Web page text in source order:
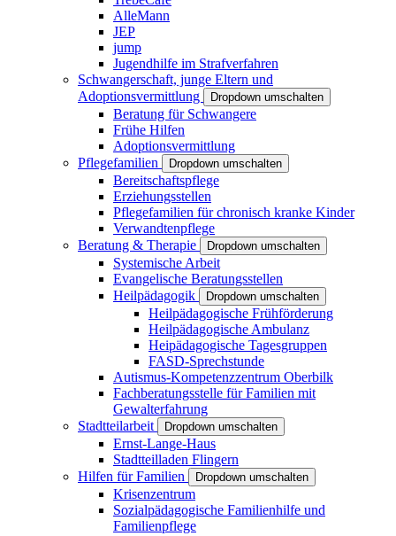
AlleMann
JEP
jump
Jugendhilfe im Strafverfahren
Schwangerschaft, junge Eltern und
Adoptionsvermittlung
Dropdown umschalten
Beratung für Schwangere
Frühe Hilfen
Adoptionsvermittlung
Pflegefamilien
Dropdown umschalten
Bereitschaftspflege
Erziehungsstellen
Pflegefamilien für chronisch kranke Kinder
Verwandtenpflege
Beratung & Therapie
Dropdown umschalten
Systemische Arbeit
Evangelische Beratungsstellen
Heilpädagogik
Dropdown umschalten
Heilpädagogische Frühförderung
Heilpädagogische Ambulanz
Heipädagogische Tagesgruppen
FASD-Sprechstunde
Autismus-Kompetenzzentrum Oberbilk
Fachberatungsstelle für Familien mit
Gewalterfahrung
Stadtteilarbeit
Dropdown umschalten
Ernst-Lange-Haus
Stadtteilladen Flingern
Hilfen für Familien
Dropdown umschalten
Krisenzentrum
Sozialpädagogische Familienhilfe und
Familienpflege